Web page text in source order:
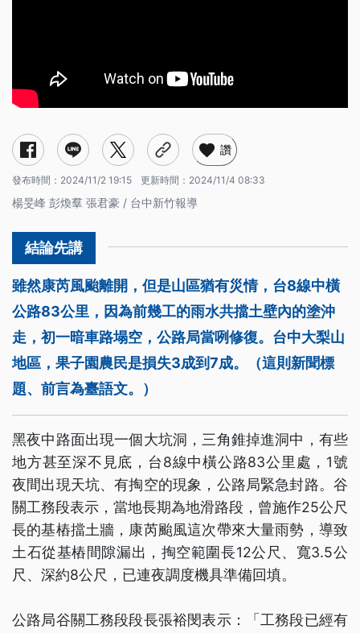
讚
發布時間： 2024/11/2 19:15 更新時間： 2024/11/4 08:33
楊旻峰 彭煥羣 張君豪 / 台中新竹報導
雖然康芮風颱離開，但是山區猶有災情，台8線中橫
公路83公里，因為前幾工的雨水共擋土壁內的塗沖
走，初一暗車路塌空，公路局當咧修復。台中大梨山
地區，果子園農民是損失3成到7成。（這則新聞標
題、前言為臺語文。）
黑夜中路面出現一個大坑洞，三角錐掉進洞中，有些
地方甚至深不見底，台8線中橫公路83公里處，1號
夜間出現天坑、有掏空的現象，公路局緊急封路。谷
關工務段表示，當地長期為地滑路段，曾施作25公尺
長的基樁擋土牆，康芮颱風這次帶來大量雨勢，導致
土石從基樁間隙漏出，掏空範圍長12公尺、寬3.5公
尺、深約8公尺，已連夜調度機具準備回填。
公路局谷關工務段段長張裕閔表示：「工務段已經有